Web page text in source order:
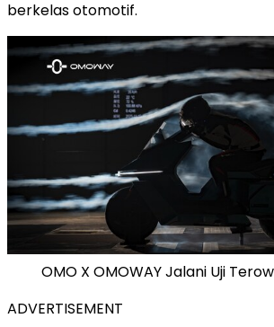
berkelas otomotif.
OMO X OMOWAY Jalani Uji
ADVERTISEMENT